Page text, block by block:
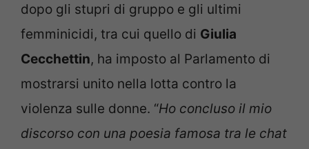
dopo gli stupri di gruppo e gli ultimi
femminicidi, tra cui quello di Giulia
Cecchettin, ha imposto al Parlamento di
mostrarsi unito nella lotta contro la
violenza sulle donne. “Ho concluso il mio
discorso con una poesia famosa tra le chat